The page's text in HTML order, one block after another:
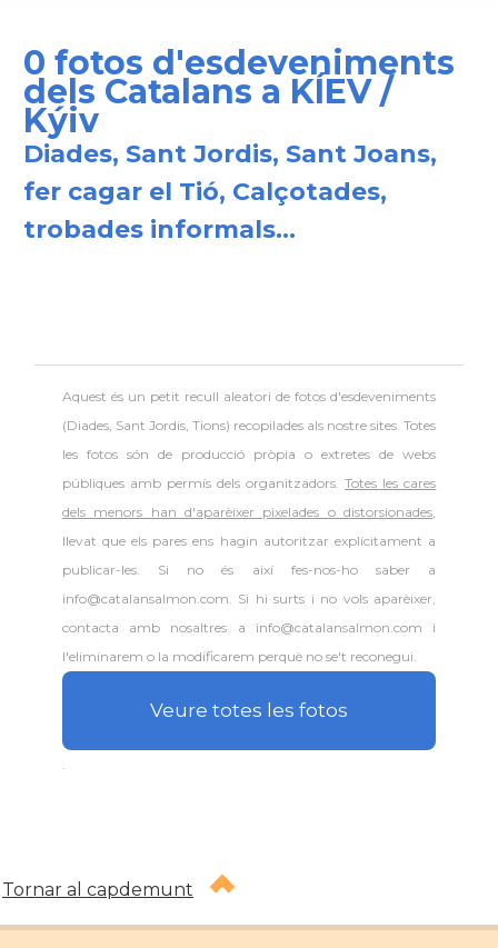
0 fotos d'esdeveniments
dels Catalans a KÍEV /
Kýiv
Diades, Sant Jordis, Sant Joans,
fer cagar el Tió, Calçotades,
trobades informals...
Aquest és un petit recull aleatori defotos d'esdeveniments
(Diades, Sant Jordis, Tions) recopilades als nostre sites. Totes
les fotos són de producció pròpia o extretes de webs
públiques amb permís dels organitzadors.Totes les cares
dels menors han d'aparèixer pixelades o distorsionades,
llevat que els pares ens hagin autoritzar explícitament a
publicar-les. Si no és així fes-nos-ho saber a
info@catalansalmon.com. Si hi surts i no vols aparèixer,
contacta amb nosaltres a info@catalansalmon.com i
l'eliminarem o la modificarem perquè no se't reconegui.
Veure totes les fotos
Tornar al capdemunt